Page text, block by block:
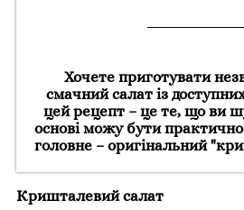
Хочете приготувати
смачний салат із
цей рецепт – це те, що ви
основі можу бути
головне – оригінальний
Кришталевий салат